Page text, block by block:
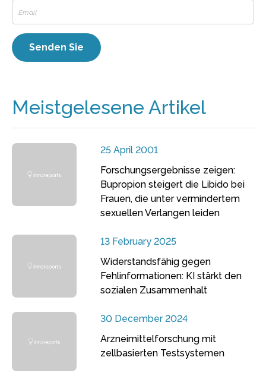
Meistgelesene Artikel
25 April 2001
Forschungsergebnisse zeigen:
Bupropion steigert die Libido bei
Frauen, die unter vermindertem
sexuellen Verlangen leiden
13 February 2025
Widerstandsfähig gegen
Fehlinformationen: KI stärkt den
sozialen Zusammenhalt
30 December 2024
Arzneimittelforschung mit
zellbasierten Testsystemen